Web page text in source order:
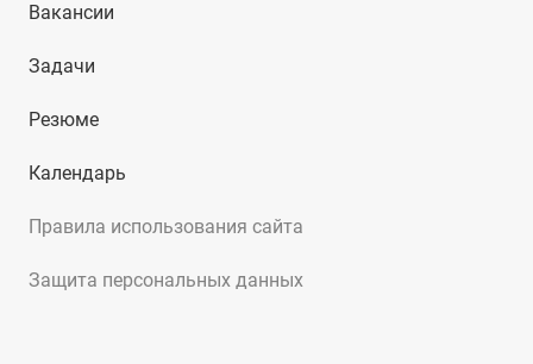
Правила использования сайта
Защита персональных данных
Вакансии
Задачи
Резюме
Календарь